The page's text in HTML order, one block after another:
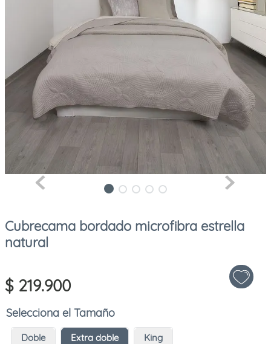
Cubrecama bordado microfibra estrella
natural
$ 219.900
Tamaño
Doble Extra doble King